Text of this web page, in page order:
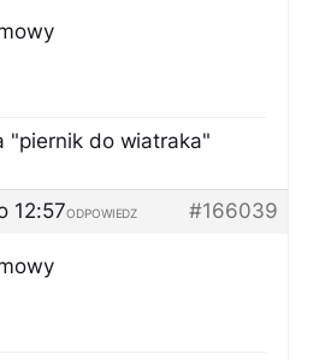
"piernik do wiatraka"
12:57
#166039
ODPOWIEDZ